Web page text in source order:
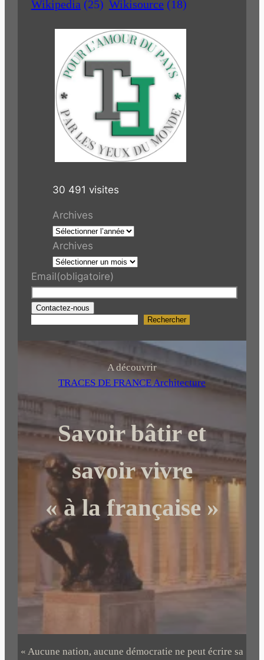
Wikipedia (25) Wikisource (18)
30 491 visites
Archives
Archives
Email(obligatoire)
Contactez-nous
r
c
h
r
Rechercher
A découvrir
TRACES DE FRANCE Architecture
Savoir bâtir et
savoir vivre
« à la française »
« Aucune nation, aucune démocratie ne peut écrire sa